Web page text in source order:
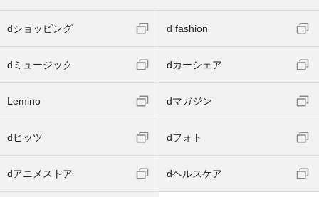
dショッピング d fashion
dミュージック dカーシェア
Lemino dマガジン
dヒッツ dフォト
dアニメストア dヘルスケア